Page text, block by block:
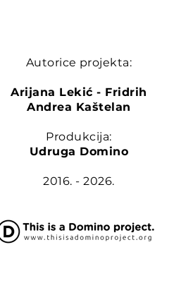
Autorice projekta:
Arijana Lekić - Fridrih
Andrea Kaštelan
Produkcija:
Udruga Domino
2016. - 2026.